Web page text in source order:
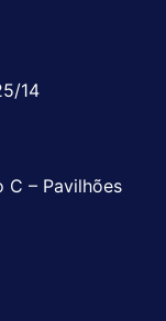
14
C – Pavilhões